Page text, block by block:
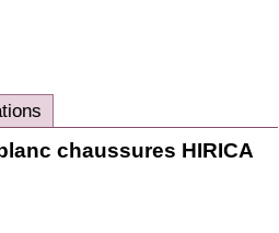
chaussures HIRICA